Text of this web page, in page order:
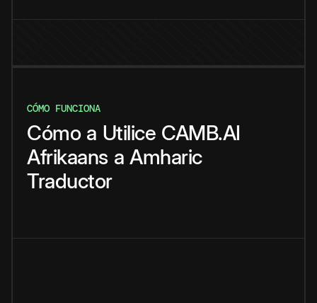
CÓMO FUNCIONA
Cómo a Utilice CAMB.AI
Afrikaans a Amharic
Traductor